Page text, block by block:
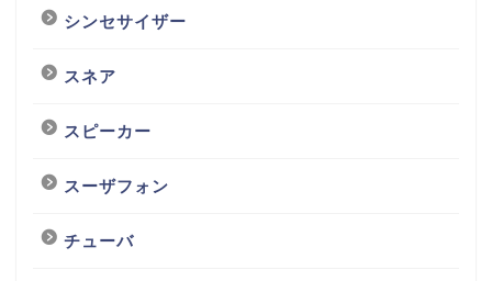
シンセサイザー
スネア
スピーカー
スーザフォン
チューバ